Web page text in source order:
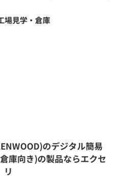
場見学・倉庫
のデジタル簡易
庫向き)の製品ならエクセ
リ